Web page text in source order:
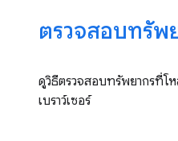
ตรวจสอบทรัพ
ดูวิธีตรวจสอบทรัพยากรที่โ
เบราว์เซอร์